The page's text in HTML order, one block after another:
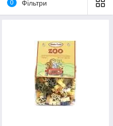
0 Фільтри